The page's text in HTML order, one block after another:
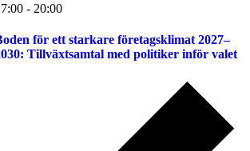
- 20:00
för ett starkare företagsklimat 2027–
Tillväxtsamtal med politiker inför valet